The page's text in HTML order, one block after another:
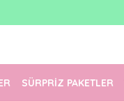
SÜRPRİZ PAKETLER